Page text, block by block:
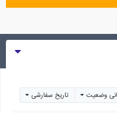
وضعیت تاریخ سفارشی